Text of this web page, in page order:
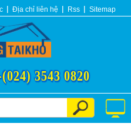
Địa chỉ liên hệ Rss Sitemap
(024) 3543 0820